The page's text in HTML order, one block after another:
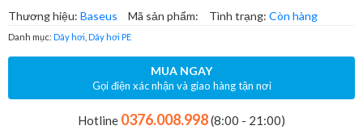
Thương hiệu: Baseus Mã sản phẩm: Tình trạng: Còn hàng
Danh mục: Dây hơi Dây hơi PE
MUA NGAY
Gọi điện xác nhận và giao hàng tận nơi
Hotline 0376.008.998(8:00 - 21:00)